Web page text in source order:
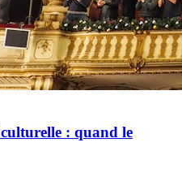
culturelle : quand le